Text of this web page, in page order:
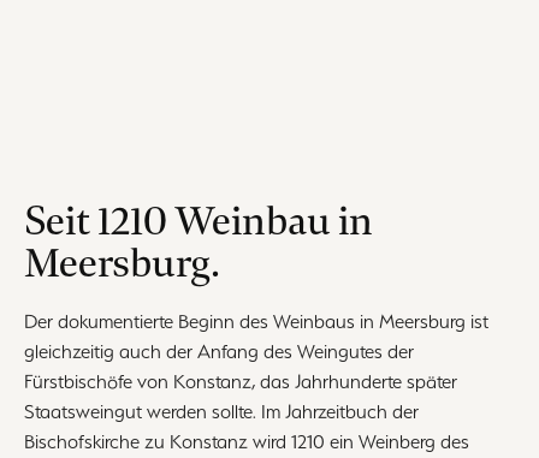
Seit 1210 Weinbau in
Meersburg.
Der dokumentierte Beginn des Weinbaus in Meersburg ist
gleichzeitig auch der Anfang des Weingutes der
Fürstbischöfe von Konstanz, das Jahrhunderte später
Staatsweingut werden sollte. Im Jahrzeitbuch der
Bischofskirche zu Konstanz wird 1210 ein Weinberg des